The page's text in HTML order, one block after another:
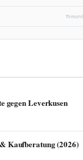
gegen Leverkusen
Kaufberatung (2026)